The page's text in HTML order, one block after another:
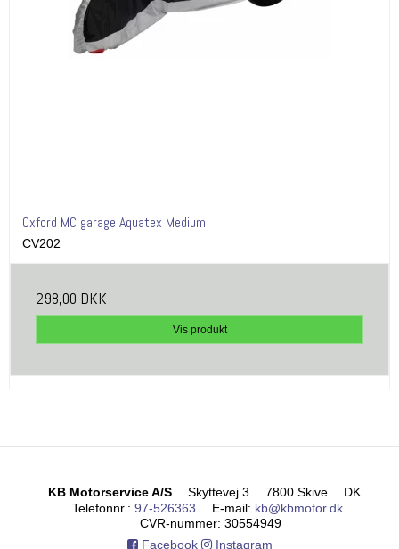
Oxford MC garage Aquatex Medium
CV202
298,00 DKK
Vis produkt
KB Motorservice A/S Skyttevej 3 7800 Skive
DK
Telefonnr. : 97-526363 E-mail: kb@kbmotor.dk
CVR-nummer: 30554949
Facebook
Instagram